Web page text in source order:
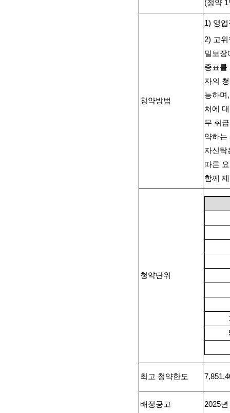
(청약1
청약방법
1) 영
2) 고
밀보장
증표를
자의
능하며
처에
무 취
약하는
자신탁
따른
함께
청약단위
최고 청약한도
배정공고 2025년